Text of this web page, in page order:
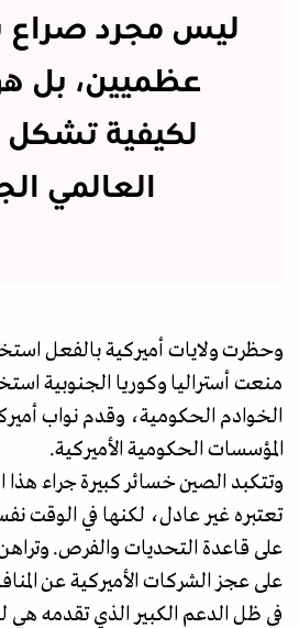
ليس مجرد صراع
عظميين، بل هو
لكيفية تشكل
العالمي
وحظرت ولايات أميركية بالفعل
منعت أستراليا وكوريا الجنوبية
الخوادم الحكومية، وقدم نواب
المؤسسات الحكومية الأميركية.
وتتكبد الصين خسائر كبيرة جراء هذا
تعتبره غير عادل، لكنها في الوقت
على قاعدة التحديات والفرص.
على عجز الشركات الأميركية عن
في ظل الدعم الكبير الذي تقدمه هي